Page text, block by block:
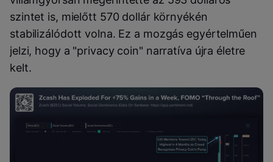
szintet is, mielőtt 570 dollár környékén
stabilizálódott volna. Ez a mozgás egyértelműen
jelzi, hogy a "privacy coin" narratíva újra életre
kelt.